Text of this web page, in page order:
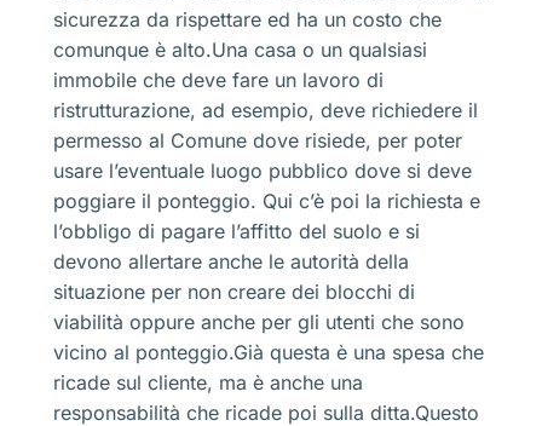
sicurezza da rispettare ed ha un costo che
comunque è alto.Una casa o un qualsiasi
immobile che deve fare un lavoro di
ristrutturazione, ad esempio, deve richiedere il
permesso al Comune dove risiede, per poter
usare l’eventuale luogo pubblico dove si deve
poggiare il ponteggio. Qui c’è poi la richiesta e
l’obbligo di pagare l’affitto del suolo e si
devono allertare anche le autorità della
situazione per non creare dei blocchi di
viabilità oppure anche per gli utenti che sono
vicino al ponteggio.Già questa è una spesa che
ricade sul cliente, ma è anche una
responsabilità che ricade poi sulla ditta.Questo